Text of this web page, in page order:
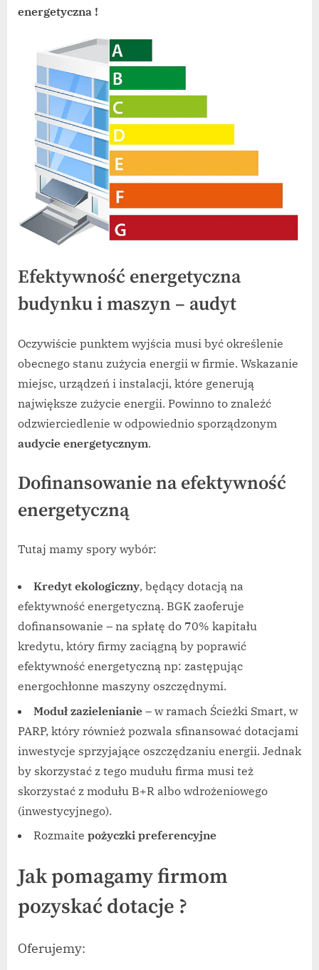
energetyczna !
Efektywność energetyczna
budynku i maszyn – audyt
Oczywiście punktem wyjścia musi być określenie
obecnego stanu zużycia energii w firmie. Wskazanie
miejsc, urządzeń i instalacji, które generują
największe zużycie energii. Powinno to znaleźć
odzwierciedlenie w odpowiednio sporządzonym
audycie energetycznym.
Dofinansowanie na efektywność
energetyczną
Tutaj mamy spory wybór:
Kredyt ekologiczny, będący dotacją na
efektywność energetyczną. BGK zaoferuje
dofinansowanie – na spłatę do 70% kapitału
kredytu, który firmy zaciągną by poprawić
efektywność energetyczną np: zastępując
energochłonne maszyny oszczędnymi.
Moduł zazielenianie – w ramach Ścieżki Smart, w
PARP, który również pozwala sfinansować dotacjami
inwestycje sprzyjające oszczędzaniu energii. Jednak
by skorzystać z tego mudułu firma musi też
skorzystać z modułu B+R albo wdrożeniowego
(inwestycyjnego).
Rozmaite pożyczki preferencyjne
Jak pomagamy firmom
pozyskać dotacje ?
Oferujemy: